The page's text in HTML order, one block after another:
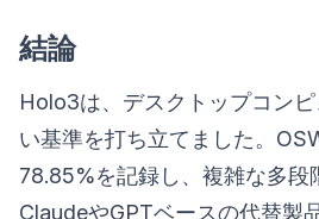
結論
Holo3は、デスクトップコン
い基準を打ち立てました。
78.85%を記録し、複雑な多段
ClaudeやGPTベースの代替製